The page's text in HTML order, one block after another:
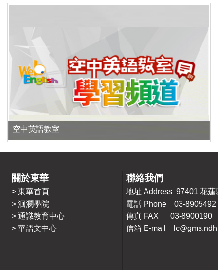
空中英語教室
關於東華
> 東華首頁
> 洄瀾學院
> 通識教育中心
> 華語文中心
聯絡我們
地址 Address 97401 花蓮
電話 Phone 03-8905492
傳真 FAX 03-8900190
信箱 E-mail